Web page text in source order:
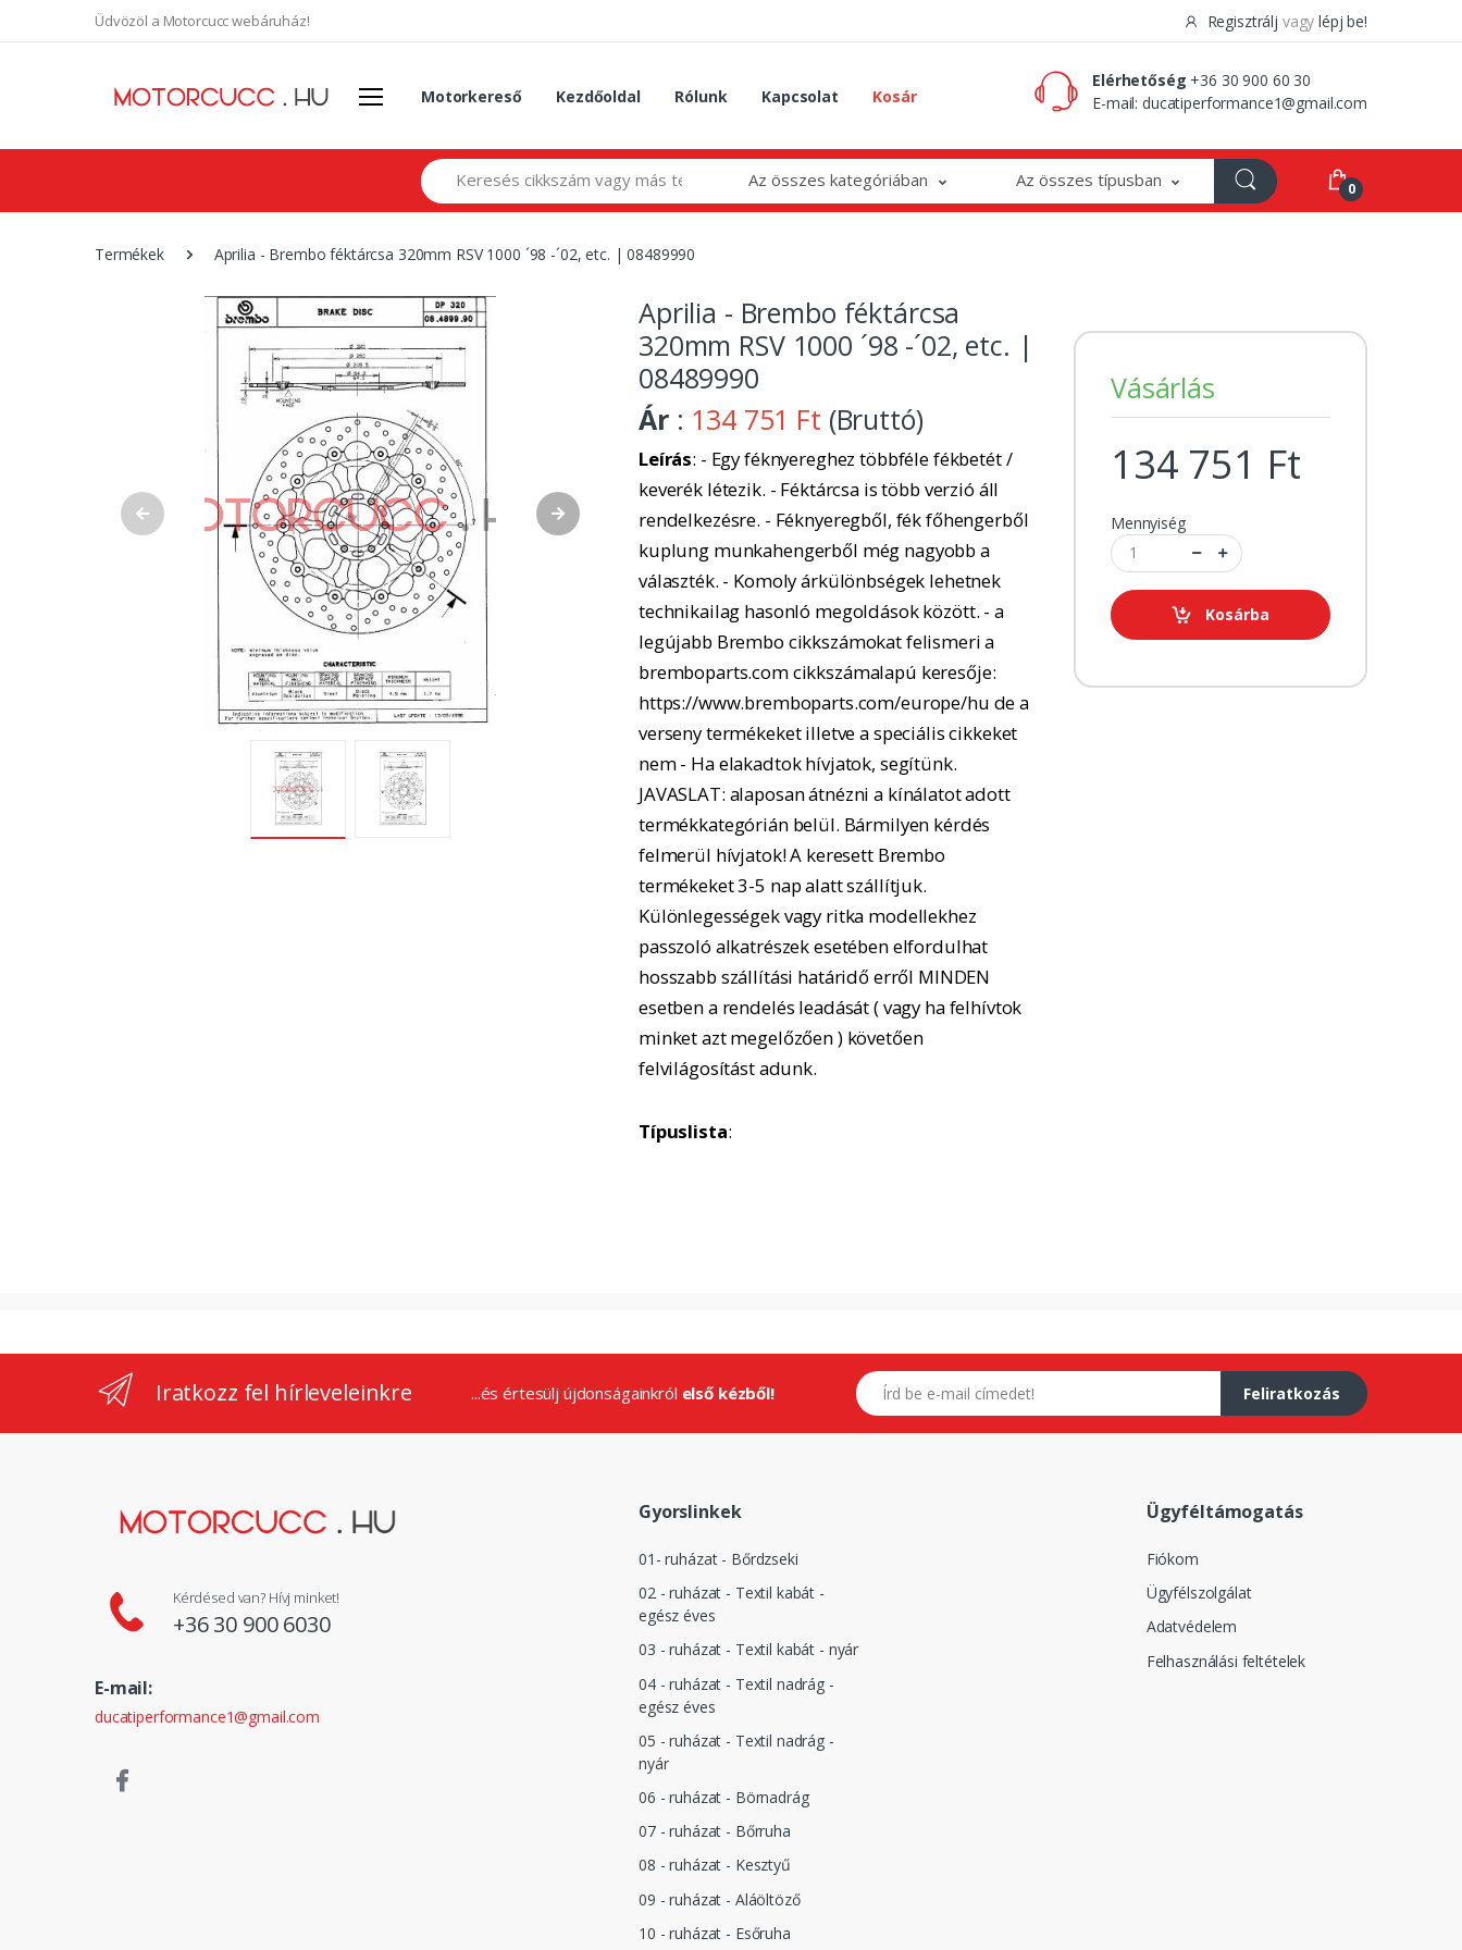
Üdvözöl a Motorcucc webáruház! Regisztrálj vagy lépj be!
Motorkereső Kezdőoldal Rólunk Kapcsolat Kosár
Elérhetőség +36 30 900 60 30
E-mail:ducatiperformance1@gmail.com
Search Az összes kategóriában Az összes típusban 0
Termékek Aprilia - Brembo féktárcsa 320mm RSV 1000 ´98 -´02, etc. | 08489990
Aprilia - Brembo féktárcsa
320mm RSV 1000 ´98 -´02, etc. |
08489990
Ár : 134 751 Ft (Bruttó)
Leírás: - Egy féknyereghez többféle fékbetét /
keverék létezik. - Féktárcsa is több verzió áll
rendelkezésre. - Féknyeregből, fék főhengerből
kuplung munkahengerből még nagyobb a
választék. - Komoly árkülönbségek lehetnek
technikailag hasonló megoldások között. - a
legújabb Brembo cikkszámokat felismeri a
bremboparts.com cikkszámalapú keresője:
https://www.bremboparts.com/europe/hu de a
verseny termékeket illetve a speciális cikkeket
nem - Ha elakadtok hívjatok, segítünk.
JAVASLAT: alaposan átnézni a kínálatot adott
termékkategórián belül. Bármilyen kérdés
felmerül hívjatok! A keresett Brembo
termékeket 3-5 nap alatt szállítjuk.
Különlegességek vagy ritka modellekhez
passzoló alkatrészek esetében elfordulhat
hosszabb szállítási határidő erről MINDEN
esetben a rendelés leadását ( vagy ha felhívtok
minket azt megelőzően ) követően
felvilágosítást adunk.
Típuslista:
Vásárlás
134 751 Ft
Mennyiség
Kosárba
Iratkozz fel hírleveleinkre ...és értesülj újdonságainkról első kézből!
E-mail címed
Feliratkozás
Kérdésed van? Hívj minket!
+36 30 900 6030
E-mail:
ducatiperformance1@gmail.com
Gyorslinkek
01- ruházat - Bőrdzseki
02 - ruházat - Textil kabát -
egész éves
03 - ruházat - Textil kabát - nyár
04 - ruházat - Textil nadrág -
egész éves
05 - ruházat - Textil nadrág -
nyár
06 - ruházat - Börnadrág
07 - ruházat - Bőrruha
08 - ruházat - Kesztyű
09 - ruházat - Aláöltöző
10 - ruházat - Esőruha
Ügyféltámogatás
Fiókom
Ügyfélszolgálat
Adatvédelem
Felhasználási feltételek